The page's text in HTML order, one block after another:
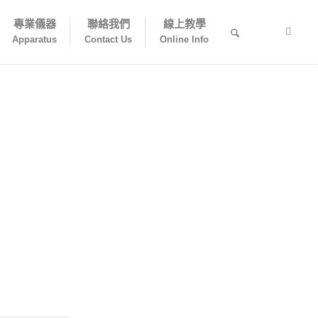
專業儀器
Apparatus
聯絡我們
Contact Us
線上教學
Online Info